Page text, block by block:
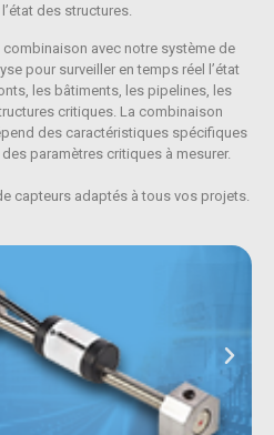
des structures.
avec notre système de
pour surveiller en temps réel l’état
les bâtiments, les pipelines, les
critiques. La combinaison
des caractéristiques spécifiques
paramètres critiques à mesurer.
capteurs adaptés à tous vos projets.